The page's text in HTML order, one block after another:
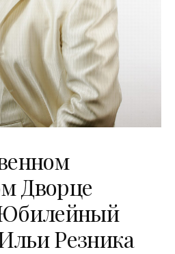
Дворце
Резника